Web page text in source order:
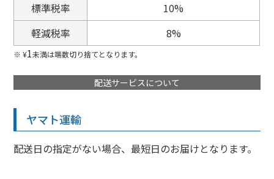
標準税率
10%
軽減税率
8%
¥1未満は端数切り捨てとなります。
配送サービスについて
ヤマト運輸
配送日の指定がない場合、最短日のお届けとなります。